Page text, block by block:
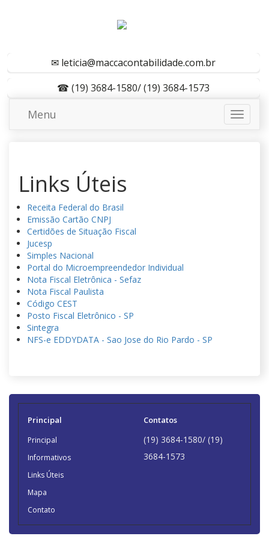
✉ leticia@maccacontabilidade.com.br
☎ (19) 3684-1580/ (19) 3684-1573
Menu
Links Úteis
Receita Federal do Brasil
Emissão Cartão CNPJ
Certidões de Situação Fiscal
Jucesp
Simples Nacional
Portal do Microempreendedor Individual
Nota Fiscal Eletrônica - Sefaz
Nota Fiscal Paulista
Código CEST
Posto Fiscal Eletrônico - SP
Sintegra
NFS-e EDDYDATA - Sao Jose do Rio Pardo - SP
Principal
Principal
Informativos
Links Úteis
Mapa
Contato
Contatos
(19) 3684-1580/ (19)
3684-1573